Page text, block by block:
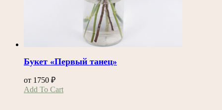
Букет «Первый танец»
от 1750 ₽
Add To CartЭтот